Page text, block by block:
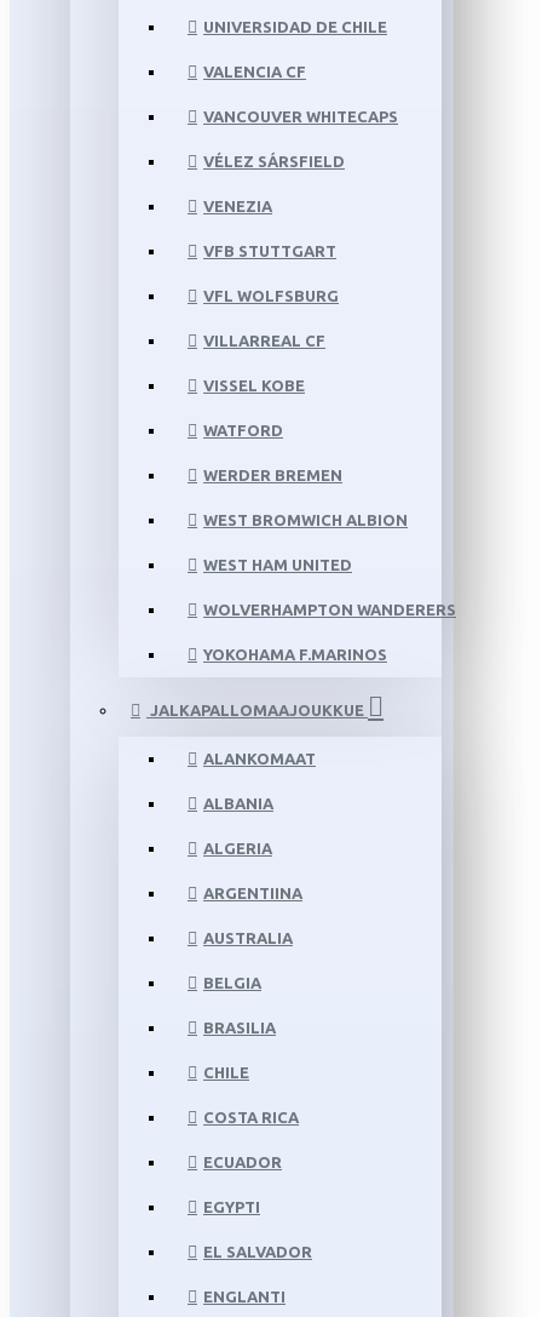
UNIVERSIDAD DE CHILE
VALENCIA CF
VANCOUVER WHITECAPS
VÉLEZ SÁRSFIELD
VENEZIA
VFB STUTTGART
VFL WOLFSBURG
VILLARREAL CF
VISSEL KOBE
WATFORD
WERDER BREMEN
WEST BROMWICH ALBION
WEST HAM UNITED
WOLVERHAMPTON WANDERERS
YOKOHAMA F.MARINOS
JALKAPALLOMAAJOUKKUE
ALANKOMAAT
ALBANIA
ALGERIA
ARGENTIINA
AUSTRALIA
BELGIA
BRASILIA
CHILE
COSTA RICA
ECUADOR
EGYPTI
EL SALVADOR
ENGLANTI